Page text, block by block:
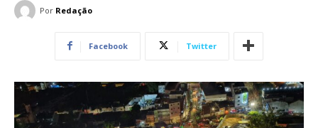
Por Redação
Facebook Twitter